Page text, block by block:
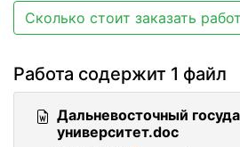
Сколько стоит заказать
Работа содержит 1 файл
Дальневосточный
университет.doc